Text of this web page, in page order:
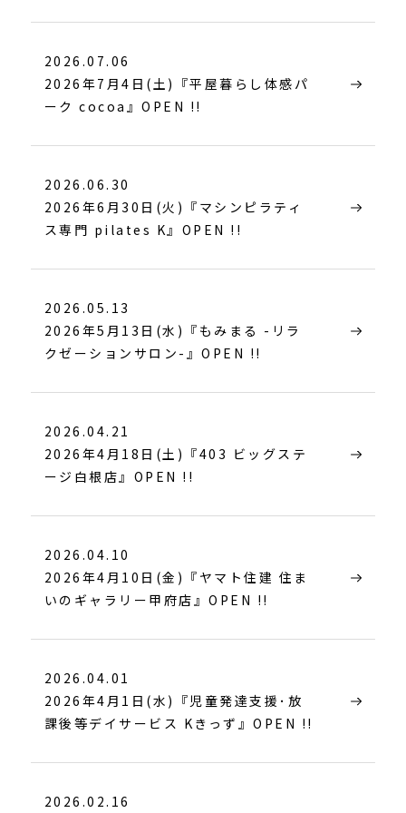
2026.07.06
2026年7月4日(土)『平屋暮らし体感パ
ーク cocoa』OPEN !!
2026.06.30
2026年6月30日(火)『マシンピラティ
ス専門 pilates K』OPEN !!
2026.05.13
2026年5月13日(水)『もみまる -リラ
クゼーションサロン-』OPEN !!
2026.04.21
2026年4月18日(土)『403 ビッグステ
ージ白根店』OPEN !!
2026.04.10
2026年4月10日(金)『ヤマト住建 住ま
いのギャラリー甲府店』OPEN !!
2026.04.01
2026年4月1日(水)『児童発達支援･放
課後等デイサービス Kきっず』OPEN !!
2026.02.16